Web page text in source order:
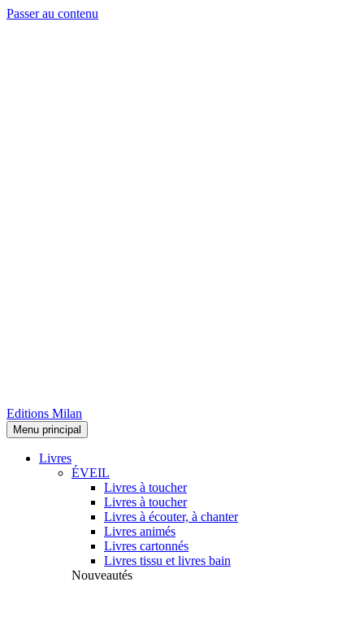
Passer au contenu
Editions Milan
Menu principal
Livres
ÉVEIL
Livres à toucher
Livres à toucher
Livres à écouter, à chanter
Livres animés
Livres cartonnés
Livres tissu et livres bain
Nouveautés